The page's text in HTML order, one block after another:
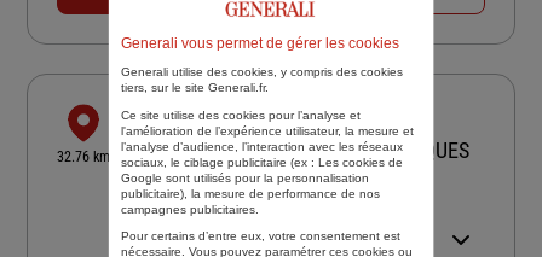
32.76 km
ASSURANCES BENOIT
20 B RUE DU FAUBOURG SAINT JACQUES
21200 BEAUNE
4,6/5Note de 4.6 sur 5
(Google) 48 avis
Ouvert 09:00 - 12:00 et 13:30 -
Generali vous permet de gérer les cookies
Generali utilise des cookies, y compris des cookies
tiers, sur le site Generali.fr.
Ce site utilise des cookies pour l’analyse et
l'amélioration de l’expérience utilisateur, la mesure et
l’analyse d’audience, l’interaction avec les réseaux
sociaux, le ciblage publicitaire (ex : Les cookies de
Google sont utilisés pour la personnalisation
publicitaire), la mesure de performance de nos
campagnes publicitaires.
Pour certains d’entre eux, votre consentement est
nécessaire. Vous pouvez paramétrer ces cookies ou